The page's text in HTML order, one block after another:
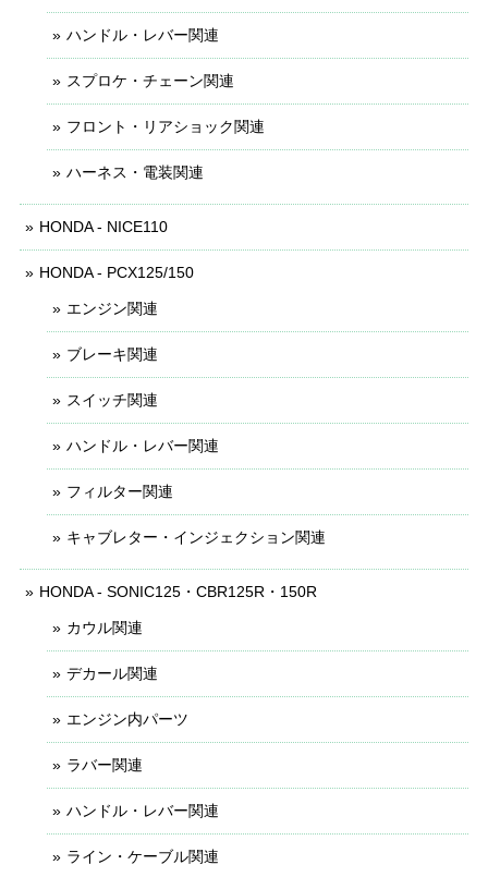
ハンドル・レバー関連
スプロケ・チェーン関連
フロント・リアショック関連
ハーネス・電装関連
HONDA - NICE110
HONDA - PCX125/150
エンジン関連
ブレーキ関連
スイッチ関連
ハンドル・レバー関連
フィルター関連
キャブレター・インジェクション関連
HONDA - SONIC125・CBR125R・150R
カウル関連
デカール関連
エンジン内パーツ
ラバー関連
ハンドル・レバー関連
ライン・ケーブル関連